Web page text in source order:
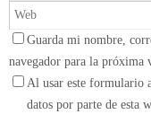
Guarda mi nombre,
navegador para la próxima
Al usar este formulario
datos por parte de esta